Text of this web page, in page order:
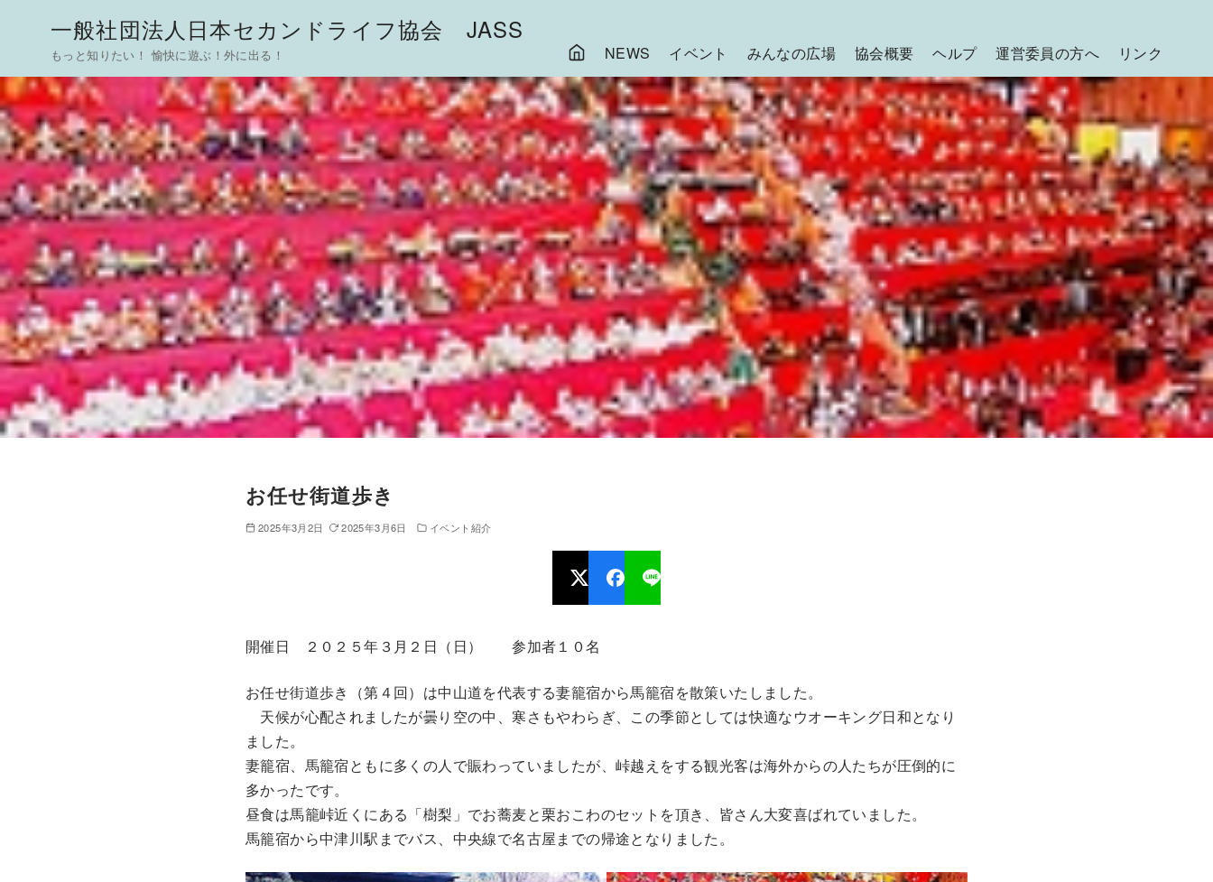
コ
ン
テ
ン
ツ
へ
移
動
一般社団法人日本セカンドライフ協会 JASS
もっと知りたい！ 愉快に遊ぶ！外に出る！ NEWS イベント みんなの広場 協会概要 ヘルプ 運営委員の方へ リンク
お任せ街道歩き
2025年3月2日 2025年3月6日 イベント紹介
開催日 ２０２５年３月２日（日） 参加者１０名
お任せ街道歩き（第４回）は中山道を代表する妻籠宿から馬籠宿を散策いたしました。
天候が心配されましたが曇り空の中、寒さもやわらぎ、この季節としては快適なウオーキング日和となり
ました。
妻籠宿、馬籠宿ともに多くの人で賑わっていましたが、峠越えをする観光客は海外からの人たちが圧倒的に
多かったです。
昼食は馬籠峠近くにある「樹梨」でお蕎麦と栗おこわのセットを頂き、皆さん大変喜ばれていました。
馬籠宿から中津川駅までバス、中央線で名古屋までの帰途となりました。